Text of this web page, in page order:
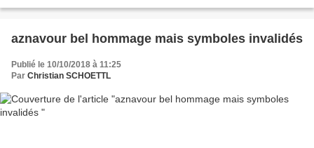
aznavour bel hommage mais symboles invalidés
Publié le 10/10/2018 à 11:25
Par Christian SCHOETTL